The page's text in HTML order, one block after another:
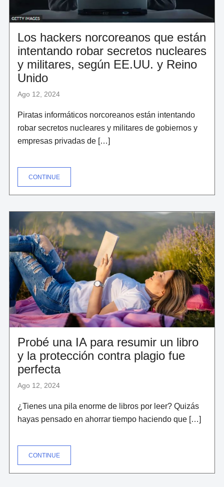
Los hackers norcoreanos que están
intentando robar secretos nucleares
y militares, según EE.UU. y Reino
Unido
Ago 12, 2024
Piratas informáticos norcoreanos están intentando
robar secretos nucleares y militares de gobiernos y
empresas privadas de […]
CONTINUE"LOS
NORCOREANOS
QUE
ROBAR
SECRETOS
NUCLEARES
Y
MILITARES,
SEGÚN
EE.UU.
Y
REINO
UNIDO"
Probé una IA para resumir un libro
y la protección contra plagio fue
perfecta
Ago 12, 2024
¿Tienes una pila enorme de libros por leer? Quizás
hayas pensado en ahorrar tiempo haciendo que […]
CONTINUE"PROBÉ
IA
PARA